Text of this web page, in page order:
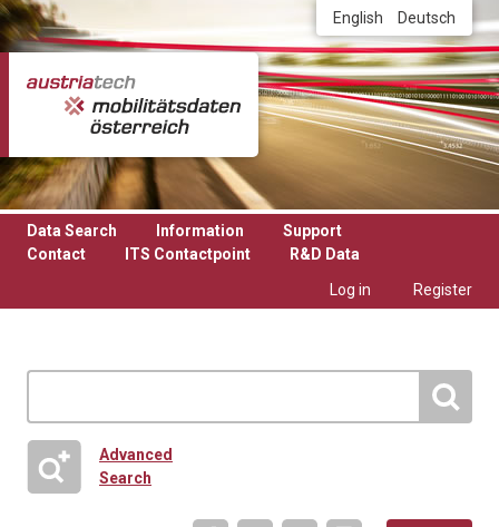
Skip to main content English Deutsch
Data Search Information
Support
Contact
ITS Contactpoint
R&D Data
Log in
Register
Advanced
Search